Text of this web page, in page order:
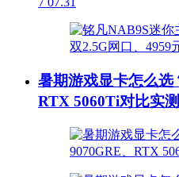
暑期游戏显卡怎么选
RTX 5060Ti对比实